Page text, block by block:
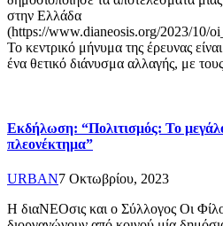
στην Ελλάδα
(https://www.dianeosis.org/2023/10/
Το κεντρικό μήνυμα της έρευνας
ένα θετικό διάνυσμα αλλαγής, με
Εκδήλωση: “Πολιτισμός: Το
πλεονέκτημα”
URBAN7 Οκτωβρίου, 2023
Η διαNEOσις και ο Σύλλογος Οι